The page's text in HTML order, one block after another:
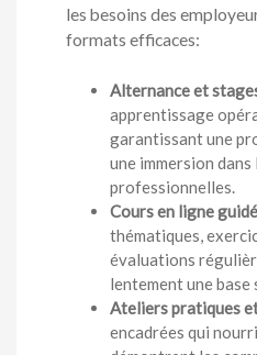
les besoins des
formats efficaces:
Alternance et
apprentissage
garantissant une
une immersion
professionnelles.
Cours en ligne
thématiques,
évaluations
lentement une base
Ateliers pratiques
encadrées qui